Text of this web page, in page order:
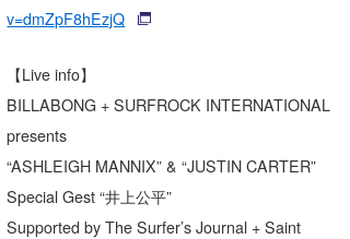
v=dmZpF8hEzjQ
【Live info】
BILLABONG + SURFROCK INTERNATIONAL
presents
“ASHLEIGH MANNIX” & “JUSTIN CARTER”
Special Gest “井上公平”
Supported by The Surfer’s Journal + Saint
熊谷素子
植村未来
NOBUFUKU
大野”MAR”修聖
喜納海人
ECE
G◎Da
H
KID
KOBU